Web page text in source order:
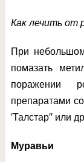
Как лечить от
При
помазать
поражении
препаратами
′Талстар′′ или
Муравьи